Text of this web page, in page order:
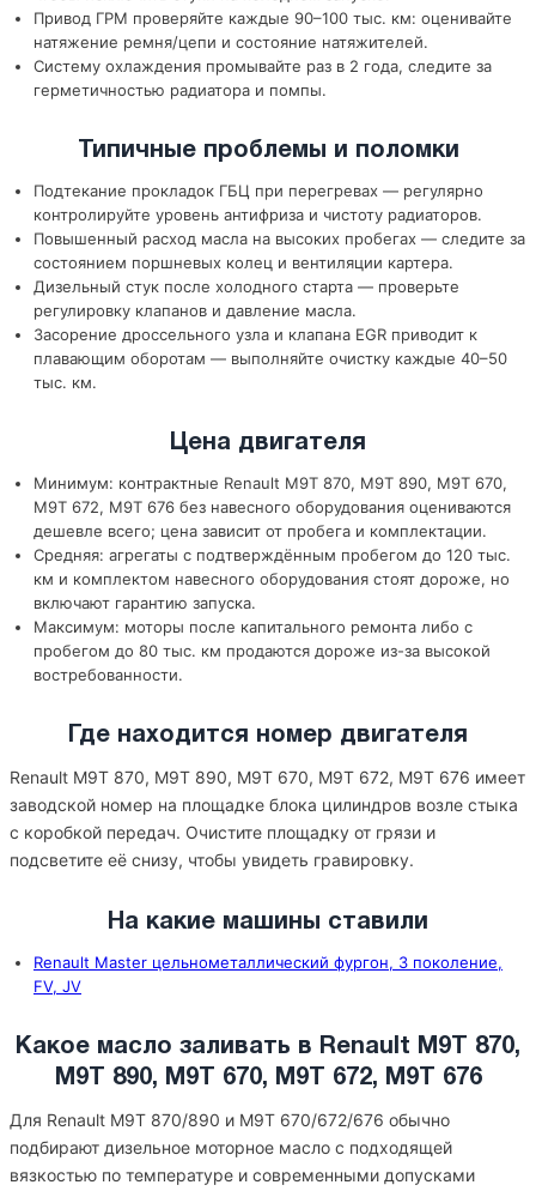
Привод ГРМ проверяйте каждые 90–100 тыс. км: оценивайте
натяжение ремня/цепи и состояние натяжителей.
Систему охлаждения промывайте раз в 2 года, следите за
герметичностью радиатора и помпы.
Типичные проблемы и поломки
Подтекание прокладок ГБЦ при перегревах — регулярно
контролируйте уровень антифриза и чистоту радиаторов.
Повышенный расход масла на высоких пробегах — следите за
состоянием поршневых колец и вентиляции картера.
Дизельный стук после холодного старта — проверьте
регулировку клапанов и давление масла.
Засорение дроссельного узла и клапана EGR приводит к
плавающим оборотам — выполняйте очистку каждые 40–50
тыс. км.
Цена двигателя
Минимум: контрактные Renault M9T 870, M9T 890, M9T 670,
M9T 672, M9T 676 без навесного оборудования оцениваются
дешевле всего; цена зависит от пробега и комплектации.
Средняя: агрегаты с подтверждённым пробегом до 120 тыс.
км и комплектом навесного оборудования стоят дороже, но
включают гарантию запуска.
Максимум: моторы после капитального ремонта либо с
пробегом до 80 тыс. км продаются дороже из-за высокой
востребованности.
Где находится номер двигателя
Renault M9T 870, M9T 890, M9T 670, M9T 672, M9T 676 имеет
заводской номер на площадке блока цилиндров возле стыка
с коробкой передач. Очистите площадку от грязи и
подсветите её снизу, чтобы увидеть гравировку.
На какие машины ставили
Renault Master цельнометаллический фургон, 3 поколение,
FV, JV
Какое масло заливать в Renault M9T 870,
M9T 890, M9T 670, M9T 672, M9T 676
Для Renault M9T 870/890 и M9T 670/672/676 обычно
подбирают дизельное моторное масло с подходящей
вязкостью по температуре и современными допусками